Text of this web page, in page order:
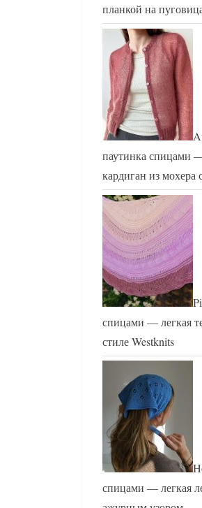
планкой на
паутинка спицами
кардиган из
спицами — легкая
стиле Westknits
спицами — легкая